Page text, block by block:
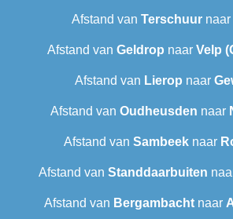
Afstand van Terschuurnaar
Afstand van Geldrop naar Velp
Afstand van Lierop naar
Afstand van Oudheusden naar
Afstand van Sambeek naar
Afstand van Standdaarbuiten
Afstand van Bergambacht naar